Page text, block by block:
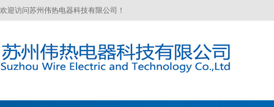
欢迎访问苏州伟热电器科技有限公司！